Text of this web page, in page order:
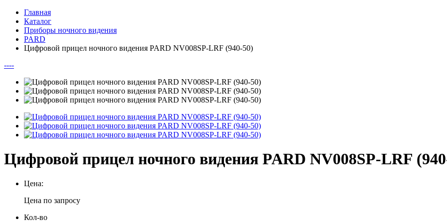
Главная
Каталог
Приборы ночного видения
PARD
Цифровой прицел ночного видения PARD NV008SP-LRF (940-50)
----
Цифровой прицел ночного видения PARD NV008SP-LRF
Цена:
Цена по запросу
Кол-во